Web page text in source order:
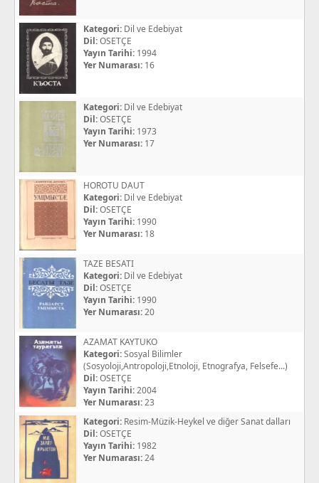
Kategori: Dil ve Edebiyat
Dil:OSETÇE
Yayın Tarihi: 1994
Yer Numarası: 16
Kategori: Dil ve Edebiyat
Dil:OSETÇE
Yayın Tarihi: 1973
Yer Numarası: 17
HOROTU DAUT
Kategori: Dil ve Edebiyat
Dil:OSETÇE
Yayın Tarihi: 1990
Yer Numarası: 18
TAZE BESATI
Kategori: Dil ve Edebiyat
Dil:OSETÇE
Yayın Tarihi: 1990
Yer Numarası:20
AZAMAT KAYTUKO
Kategori:Sosyal Bilimler
(Sosyoloji,Antropoloji,Etnoloji, Etnografya, Felsefe...)
Dil:OSETÇE
Yayın Tarihi:2004
Yer Numarası:23
Kategori: Resim-Müzik-Heykel ve diğer Sanat dalları
Dil:OSETÇE
Yayın Tarihi: 1982
Yer Numarası:24